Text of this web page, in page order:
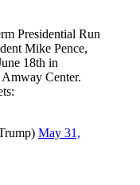
Presidential Run
Mike Pence,
18th in
Center.
May 31,